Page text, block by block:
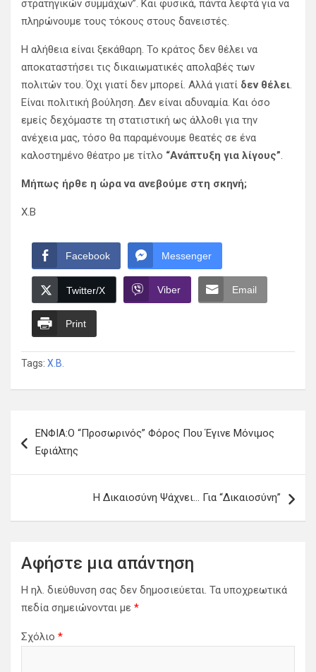
στρατηγικών συμμάχων”. Και φυσικά, πάντα λεφτά για να
πληρώνουμε τους τόκους στους δανειστές.
Η αλήθεια είναι ξεκάθαρη. Το κράτος δεν θέλει να
αποκαταστήσει τις δικαιωματικές απολαβές των
πολιτών του. Όχι γιατί δεν μπορεί. Αλλά γιατί δεν θέλει.
Είναι πολιτική βούληση. Δεν είναι αδυναμία. Και όσο
εμείς δεχόμαστε τη στατιστική ως άλλοθι για την
ανέχεια μας, τόσο θα παραμένουμε θεατές σε ένα
καλοστημένο θέατρο με τίτλο “Ανάπτυξη για λίγους”.
Μήπως ήρθε η ώρα να ανεβούμε στη σκηνή;
Χ.Β
Facebook Messenger
Twitter/X Viber Email
Print
Tags: Χ.Β.
άρθρων
ΕΝΦΙΑ:Ο “Προσωρινός” Φόρος Που Έγινε Μόνιμος
Εφιάλτης
Η Δικαιοσύνη Ψάχνει… Για “Δικαιοσύνη”
Αφήστε μια απάντηση
Η ηλ. διεύθυνση σας δεν δημοσιεύεται. Τα υποχρεωτικά
πεδία σημειώνονται με *
Σχόλιο *